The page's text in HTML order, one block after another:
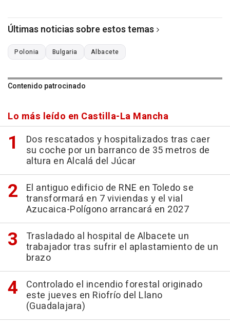
Últimas noticias sobre estos temas
Polonia Bulgaria Albacete
Contenido patrocinado
Lo más leído en Castilla-La Mancha
Dos rescatados y hospitalizados tras caer
su coche por un barranco de 35 metros de
altura en Alcalá del Júcar
El antiguo edificio de RNE en Toledo se
transformará en 7 viviendas y el vial
Azucaica-Polígono arrancará en 2027
Trasladado al hospital de Albacete un
trabajador tras sufrir el aplastamiento de un
brazo
Controlado el incendio forestal originado
este jueves en Riofrío del Llano
(Guadalajara)